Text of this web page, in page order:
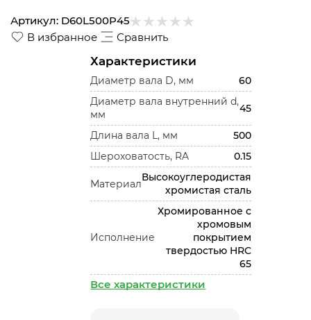
В избранное Сравнить
Артикул: D60L500P45
Характеристики
Диаметр вала D, мм
60
Диаметр вала внутренний d,
мм
45
Длина вала L, мм
500
Шероховатость, RA
0.15
Материал
Высокоуглеродистая
хромистая сталь
Исполнение
Хромированное с
хромовым
покрытием
твердостью HRC
65
Все характеристики